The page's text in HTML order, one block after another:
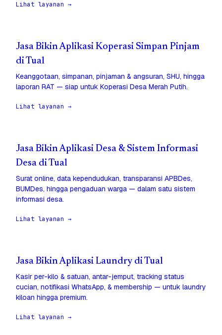
Lihat layanan →
Jasa Bikin Aplikasi Koperasi Simpan Pinjam
di Tual
Keanggotaan, simpanan, pinjaman & angsuran, SHU, hingga
laporan RAT — siap untuk Koperasi Desa Merah Putih.
Lihat layanan →
Jasa Bikin Aplikasi Desa & Sistem Informasi
Desa di Tual
Surat online, data kependudukan, transparansi APBDes,
BUMDes, hingga pengaduan warga — dalam satu sistem
informasi desa.
Lihat layanan →
Jasa Bikin Aplikasi Laundry di Tual
Kasir per-kilo & satuan, antar-jemput, tracking status
cucian, notifikasi WhatsApp, & membership — untuk laundry
kiloan hingga premium.
Lihat layanan →